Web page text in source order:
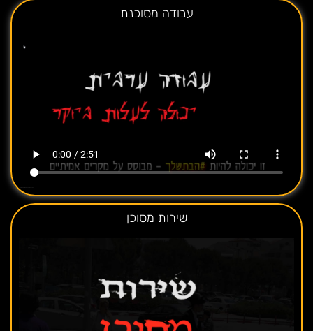
עבודה מסוכנת
שירות מסוכן